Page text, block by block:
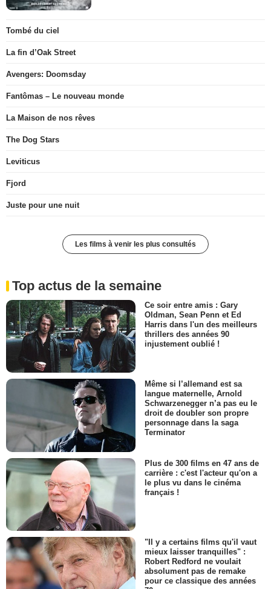
Tombé du ciel
La fin d’Oak Street
Avengers: Doomsday
Fantômas – Le nouveau monde
La Maison de nos rêves
The Dog Stars
Leviticus
Fjord
Juste pour une nuit
Les films à venir les plus consultés
Top actus de la semaine
Ce soir entre amis : Gary
Oldman, Sean Penn et Ed
Harris dans l'un des meilleurs
thrillers des années 90
injustement oublié !
Même si l’allemand est sa
langue maternelle, Arnold
Schwarzenegger n’a pas eu le
droit de doubler son propre
personnage dans la saga
Terminator
Plus de 300 films en 47 ans de
carrière : c'est l'acteur qu'on a
le plus vu dans le cinéma
français !
"Il y a certains films qu'il vaut
mieux laisser tranquilles" :
Robert Redford ne voulait
absolument pas de remake
pour ce classique des années